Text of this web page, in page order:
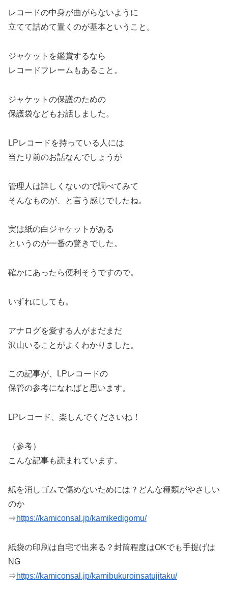
レコードの中身が曲がらないように
立てて詰めて置くのが基本ということ。
ジャケットを鑑賞するなら
レコードフレームもあること。
ジャケットの保護のための
保護袋などもお話しました。
LPレコードを持っている人には
当たり前のお話なんでしょうが
管理人は詳しくないので調べてみて
そんなものが、と言う感じでしたね。
実は紙の白ジャケットがある
というのが一番の驚きでした。
確かにあったら便利そうですので。
いずれにしても。
アナログを愛する人がまだまだ
沢山いることがよくわかりました。
この記事が、LPレコードの
保管の参考になればと思います。
LPレコード、楽しんでくださいね！
（参考）
こんな記事も読まれています。
紙を消しゴムで傷めないためには？どんな種類がやさしい
のか
⇒https://kamiconsal.jp/kamikedigomu/
紙袋の印刷は自宅で出来る？封筒程度はOKでも手提げは
NG
⇒https://kamiconsal.jp/kamibukuroinsatujitaku/